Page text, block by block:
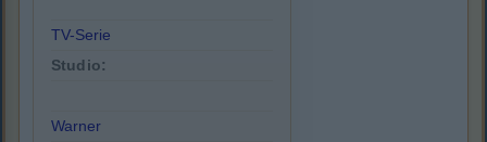
TV-Serie
Studio:
Warner